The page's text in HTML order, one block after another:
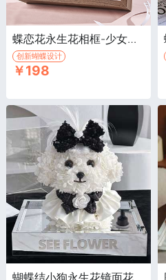
蝶恋花永生花相框-少女粉·永生花相框
创新蝴蝶设计
￥198